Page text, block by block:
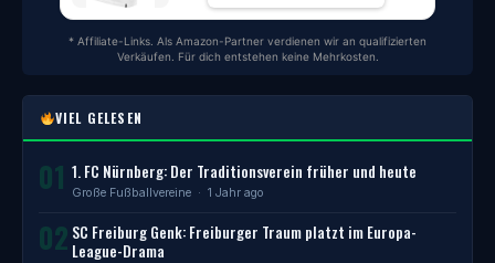
* Affiliate-Links. Als Amazon-Partner verdienen wir an qualifizierten
Verkäufen. Für dich entstehen keine Mehrkosten.
VIEL GELESEN
01 1. FC Nürnberg: Der Traditionsverein früher und heute
Große Fußballvereine · 1 Jahr ago
02 SC Freiburg Genk: Freiburger Traum platzt im Europa-
League-Drama